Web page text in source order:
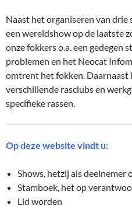
Naast het organiseren van
een wereldshow op de laatste
onze fokkers o.a. een gedegen
problemen en het Neocat
omtrent het fokken. Daarnaast
verschillende rasclubs en
specifieke rassen.
Op deze website vindt u:
Shows, hetzij als deelnemer
Stamboek, het op
Lid worden